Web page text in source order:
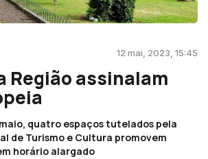
12 mai, 2023, 15:45
Região assinalam
quatro espaços tutelados pela
de Turismo e Cultura promovem
horário alargado